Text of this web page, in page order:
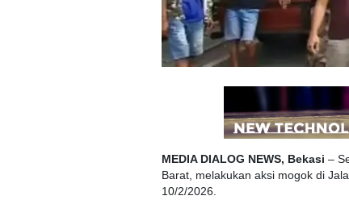
MEDIA DIALOG NEWS, Bekasi –
Barat, melakukan aksi mogok di
10/2/2026.